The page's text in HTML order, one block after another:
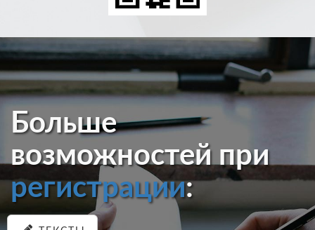
Больше
возможностей при
регистрации: